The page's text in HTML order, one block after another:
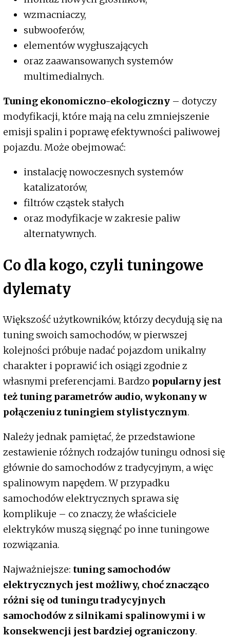
wzmacniaczy,
subwooferów,
elementów wygłuszających
oraz zaawansowanych systemów
multimedialnych.
Tuning ekonomiczno-ekologiczny – dotyczy
modyfikacji, które mają na celu zmniejszenie
emisji spalin i poprawę efektywności paliwowej
pojazdu. Może obejmować:
instalację nowoczesnych systemów
katalizatorów,
filtrów cząstek stałych
oraz modyfikacje w zakresie paliw
alternatywnych.
Co dla kogo, czyli tuningowe
dylematy
Większość użytkowników, którzy decydują się na
tuning swoich samochodów, w pierwszej
kolejności próbuje nadać pojazdom unikalny
charakter i poprawić ich osiągi zgodnie z
własnymi preferencjami. Bardzo popularny jest
też tuning parametrów audio, wykonany w
połączeniu z tuningiem stylistycznym.
Należy jednak pamiętać, że przedstawione
zestawienie różnych rodzajów tuningu odnosi się
głównie do samochodów z tradycyjnym, a więc
spalinowym napędem. W przypadku
samochodów elektrycznych sprawa się
komplikuje – co znaczy, że właściciele
elektryków muszą sięgnąć po inne tuningowe
rozwiązania.
Najważniejsze: tuning samochodów
elektrycznych jest możliwy, choć znacząco
różni się od tuningu tradycyjnych
samochodów z silnikami spalinowymi i w
konsekwencji jest bardziej ograniczony.